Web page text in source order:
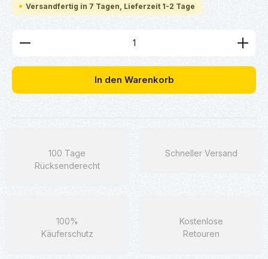
Versandfertig in 7 Tagen, Lieferzeit 1-2 Tage
Produkt Anzahl: Gib den gewünschten Wert ein
In den Warenkorb
100 Tage
Rücksenderecht
Schneller Versand
100%
Käuferschutz
Kostenlose
Retouren